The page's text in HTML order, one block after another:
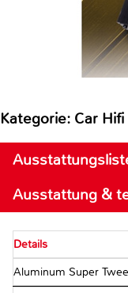
Kategorie: Car
Ausstattung &
Details
Aluminum Super